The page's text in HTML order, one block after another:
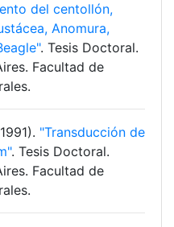
del centollón,
Anomura,
. Tesis Doctoral.
Facultad de
"Transducción de
. Tesis Doctoral.
Facultad de